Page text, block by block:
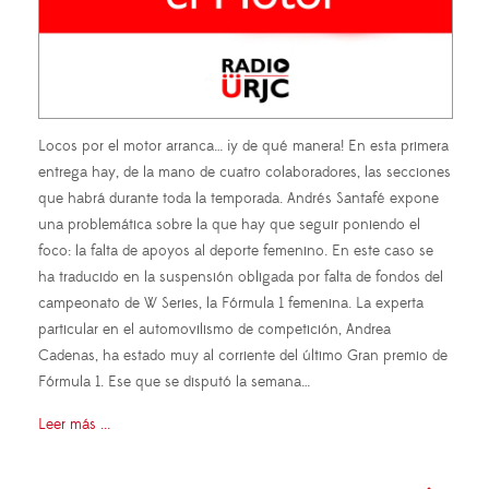
Locos por el motor arranca… ¡y de qué manera! En esta primera
entrega hay, de la mano de cuatro colaboradores, las secciones
que habrá durante toda la temporada. Andrés Santafé expone
una problemática sobre la que hay que seguir poniendo el
foco: la falta de apoyos al deporte femenino. En este caso se
ha traducido en la suspensión obligada por falta de fondos del
campeonato de W Series, la Fórmula 1 femenina. La experta
particular en el automovilismo de competición, Andrea
Cadenas, ha estado muy al corriente del último Gran premio de
Fórmula 1. Ese que se disputó la semana…
Leer más ...